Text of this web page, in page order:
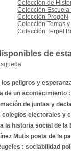
Colección de
Colección
Colección ProgóN
Colección Temas
Colección Terpel
de
los peligros y
de un acontecimiento
de juntas y
electorales y
la historia social de la
Mutis poeta de la
: sociabilidad
1830